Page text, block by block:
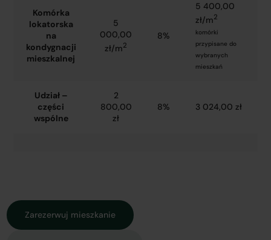
Komórka
lokatorska
na
kondygnacji
mieszkalnej
5
000,00
zł/m2
8%
5 400,00
zł/m2
komórki
przypisane do
wybranych
mieszkań
Udział –
części
wspólne
2
800,00
zł
8% 3 024,00 zł
Zarezerwuj mieszkanie